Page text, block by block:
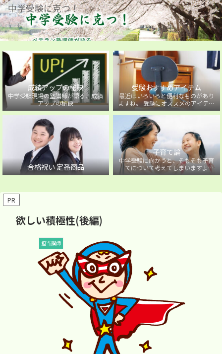
中学受験に克つ！
成績アップの秘訣
中学受験現場の塾講師が語る、成績
アップの秘訣
受験おすすめアイテム
最近はいろいろと便利なものがあり
ますね。 受験にオススメのアイテム
を紹介しています。
合格祝い 定番商品
子育て論
中学受験に向かうと、そもそも子育
てについて考えてしまいますよ
ね・・・。中学受験に向かうお子様
PR
欲しい積極性(後編)
担当講師